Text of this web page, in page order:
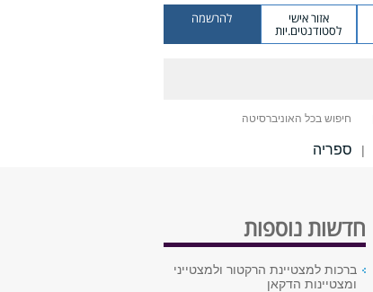
אזור אישי
לסטודנטים.יות
להרשמה
חיפוש בכל האוניברסיטה
| ספריה
חדשות נוספות
ברכות למצטיינת הרקטור ולמצטייני
ומצטיינות הדקאן